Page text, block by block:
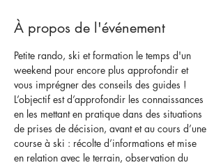
À propos de l'événement
Petite rando, ski et formation le temps d'un
weekend pour encore plus approfondir et
vous imprégner des conseils des guides !
L’objectif est d’approfondir les connaissances
en les mettant en pratique dans des situations
de prises de décision, avant et au cours d’une
course à ski : récolte d’informations et mise
en relation avec le terrain, observation du